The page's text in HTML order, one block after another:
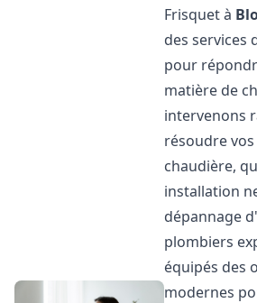
Frisquet à
des services
pour
matière de
intervenons
résoudre
chaudière,
installation
dépannage
plombiers
équipés des
modernes